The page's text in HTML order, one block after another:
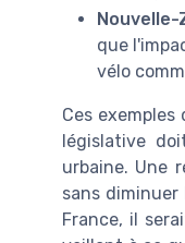
Nouvelle-
que
vélo
Ces
législative
urbaine. Une
sans
France, il